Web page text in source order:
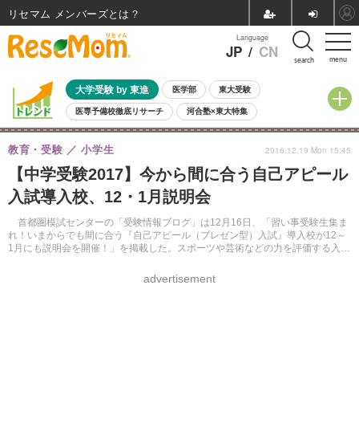
menu
Language
JP / CN search
大学受験 by 東進 医学部 東大受験
医専予備校徹底リサーチ 河合塾×東大特集
親子で考える大学選び 高校受験 中学受験 小学校受験
共通テスト 夏休み
8月開催イベント・WS 全国公立高校 過去問 人気記事
自由研究教材（小学生向け） 自由研究教材（中学生向け）
【中学受験2017】今から間に合う自己アピール
入試導入校、12・1月説明会
首都圏模試センターの「受験情報ブログ」は12月16日、「習い事受験生集ま
れ！いまからでも間に合う『自己アピール（プレゼン型）入試』導入校が12～
1月にも説明会を開催！」を掲載した。スポーツや芸術などの力を評価する入試
教育・受験 小学生
advertisement
2016.12.19 Mon 15:45
リセマム メンバーズ